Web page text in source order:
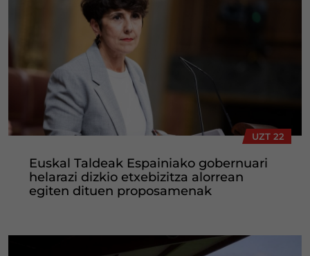
UZT 22
Euskal Taldeak Espainiako gobernuari
helarazi dizkio etxebizitza alorrean
egiten dituen proposamenak